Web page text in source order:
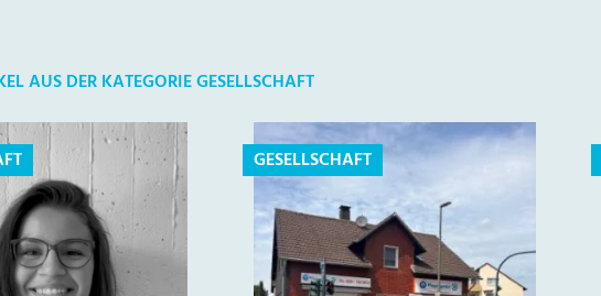
AUS DER KATEGORIE GESELLSCHAFT
GESELLSCHAFT